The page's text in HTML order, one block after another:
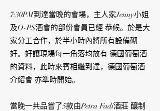
7:30PM到達當晚的會場，主人家Jenny小姐
及O-PS酒會的部份會員已經 恭候。於是大
家分工合作，於半小時內將所有設備砌
好。好讓現場每一角落均放有 德國葡萄酒
的資料，此時來賓相繼到達，德國葡萄酒
介紹會 亦準時開始。
當晚一共品嘗了5款由Petra Fadi酒莊 釀制